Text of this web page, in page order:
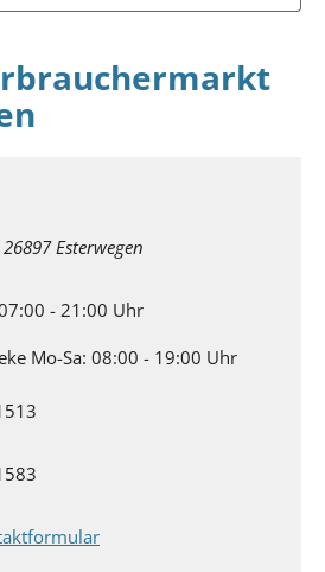
Esterwegen
- 21:00 Uhr
Mo-Sa: 08:00 - 19:00 Uhr